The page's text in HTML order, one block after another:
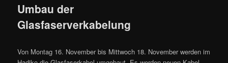
Umbau der
Glasfaserverkabelung
Von Montag 16. November bis Mittwoch 18. November werden im